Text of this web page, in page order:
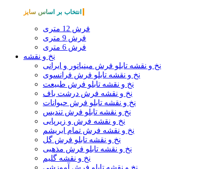
انتخاب بر اساس سایز
فرش 12 متری
فرش 9 متری
فرش 6 متری
نخ و نقشه
نخ و نقشه تابلو فرش مینیاتور و ایرانی
نخ و نقشه تابلو فرش فرانسوی
نخ و نقشه تابلو فرش طبیعت
نخ و نقشه فرش درشت باف
نخ و نقشه تابلو فرش حیوانات
نخ و نقشه تابلو فرش تندیس
نخ و نقشه فرش و زیرپایی
نخ و نقشه فرش تمام ابریشم
نخ و نقشه تابلو فرش گل
نخ و نقشه تابلو فرش مذهبی
نخ و نقشه گلیم